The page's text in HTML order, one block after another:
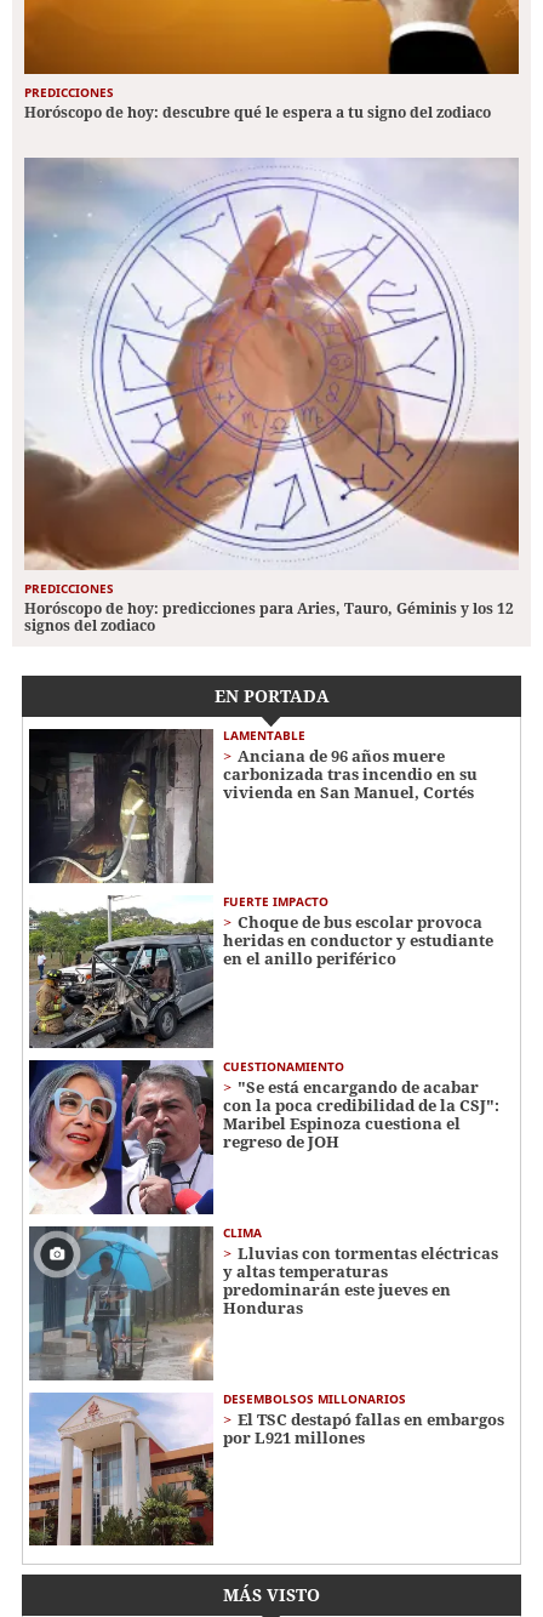
PREDICCIONES
Horóscopo de hoy: descubre qué le espera a tu signo del zodiaco
PREDICCIONES
Horóscopo de hoy: predicciones para Aries, Tauro, Géminis y los 12
signos del zodiaco
EN PORTADA
LAMENTABLE
Anciana de 96 años muere
carbonizada tras incendio en su
vivienda en San Manuel, Cortés
FUERTE IMPACTO
Choque de bus escolar provoca
heridas en conductor y estudiante
en el anillo periférico
CUESTIONAMIENTO
"Se está encargando de acabar
con la poca credibilidad de la CSJ":
Maribel Espinoza cuestiona el
regreso de JOH
CLIMA
Lluvias con tormentas eléctricas
y altas temperaturas
predominarán este jueves en
Honduras
DESEMBOLSOS MILLONARIOS
El TSC destapó fallas en embargos
por L921 millones
MÁS VISTO